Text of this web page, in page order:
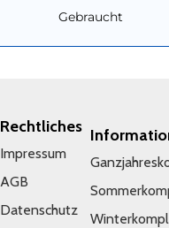
Gebraucht
Rechtliches
Impressum
AGB
Datenschutz